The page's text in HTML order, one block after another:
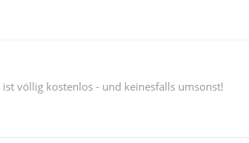
ist völlig kostenlos - und keinesfalls umsonst!